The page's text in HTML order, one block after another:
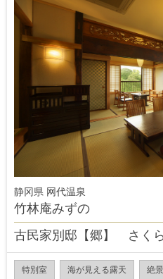
静冈県 网代温泉
竹林庵みずの
古民家別邸【郷】 さくら
特別室 海が見える露天 絶景